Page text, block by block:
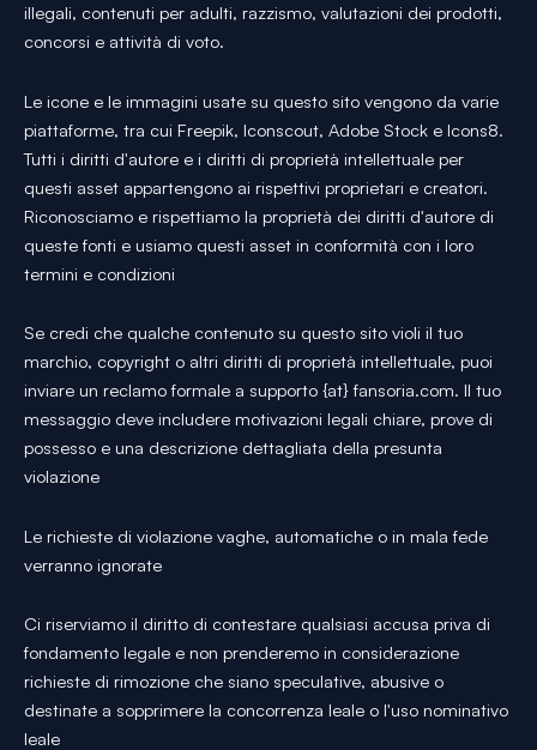
illegali, contenuti per adulti, razzismo, valutazioni dei prodotti,
concorsi e attività di voto.
Le icone e le immagini usate su questo sito vengono da varie
piattaforme, tra cui Freepik, Iconscout, Adobe Stock e Icons8.
Tutti i diritti d'autore e i diritti di proprietà intellettuale per
questi asset appartengono ai rispettivi proprietari e creatori.
Riconosciamo e rispettiamo la proprietà dei diritti d'autore di
queste fonti e usiamo questi asset in conformità con i loro
termini e condizioni
Se credi che qualche contenuto su questo sito violi il tuo
marchio, copyright o altri diritti di proprietà intellettuale, puoi
inviare un reclamo formale a supporto {at} fansoria.com. Il tuo
messaggio deve includere motivazioni legali chiare, prove di
possesso e una descrizione dettagliata della presunta
violazione
Le richieste di violazione vaghe, automatiche o in mala fede
verranno ignorate
Ci riserviamo il diritto di contestare qualsiasi accusa priva di
fondamento legale e non prenderemo in considerazione
richieste di rimozione che siano speculative, abusive o
destinate a sopprimere la concorrenza leale o l'uso nominativo
leale